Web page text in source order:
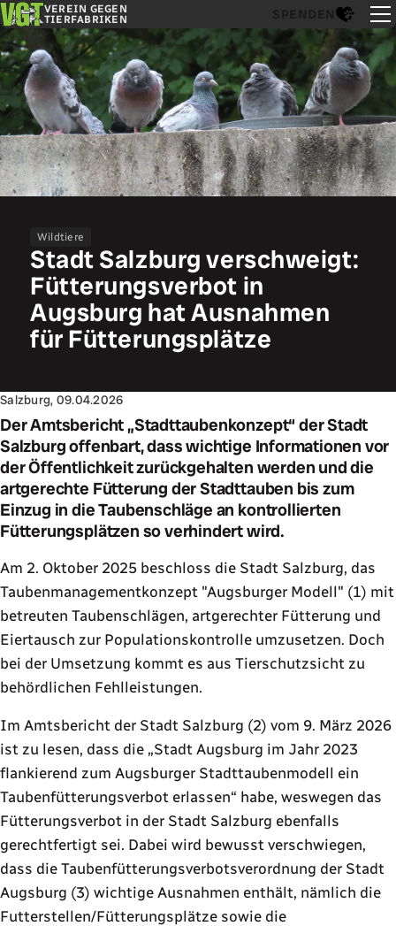
VEREIN GEGEN
TIERFABRIKEN
SPENDEN
Wildtiere
Stadt Salzburg verschweigt:
Fütterungsverbot in
Augsburg hat Ausnahmen
für Fütterungsplätze
Salzburg, 09.04.2026
Der Amtsbericht „Stadttaubenkonzept“ der Stadt
Salzburg offenbart, dass wichtige Informationen vor
der Öffentlichkeit zurückgehalten werden und die
artgerechte Fütterung der Stadttauben bis zum
Einzug in die Taubenschläge an kontrollierten
Fütterungsplätzen so verhindert wird.
Am 2. Oktober 2025 beschloss die Stadt Salzburg, das
Taubenmanagementkonzept "Augsburger Modell" (1) mit
betreuten Taubenschlägen, artgerechter Fütterung und
Eiertausch zur Populationskontrolle umzusetzen. Doch
bei der Umsetzung kommt es aus Tierschutzsicht zu
behördlichen Fehlleistungen.
Im Amtsbericht der Stadt Salzburg (2) vom 9. März 2026
ist zu lesen, dass die „Stadt Augsburg im Jahr 2023
flankierend zum Augsburger Stadttaubenmodell ein
Taubenfütterungsverbot erlassen“ habe, weswegen das
Fütterungsverbot in der Stadt Salzburg ebenfalls
gerechtfertigt sei. Dabei wird bewusst verschwiegen,
dass die Taubenfütterungsverbotsverordnung der Stadt
Augsburg (3) wichtige Ausnahmen enthält, nämlich die
Futterstellen/Fütterungsplätze sowie die